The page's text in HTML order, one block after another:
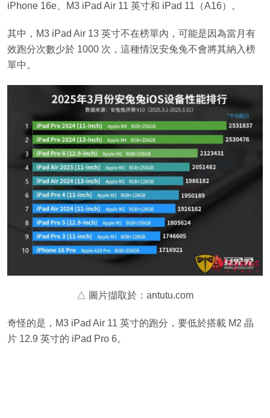
iPhone 16e、M3 iPad Air 11 英寸和 iPad 11（A16）。
其中，M3 iPad Air 13 英寸不在榜單內，可能是因為當月有
效跑分次數少於 1000 次，這種情況安兔兔不會將其納入榜
單中。
△ 圖片擷取於：antutu.com
奇怪的是，M3 iPad Air 11 英寸的跑分，要低於搭載 M2 晶
片 12.9 英寸的 iPad Pro 6。